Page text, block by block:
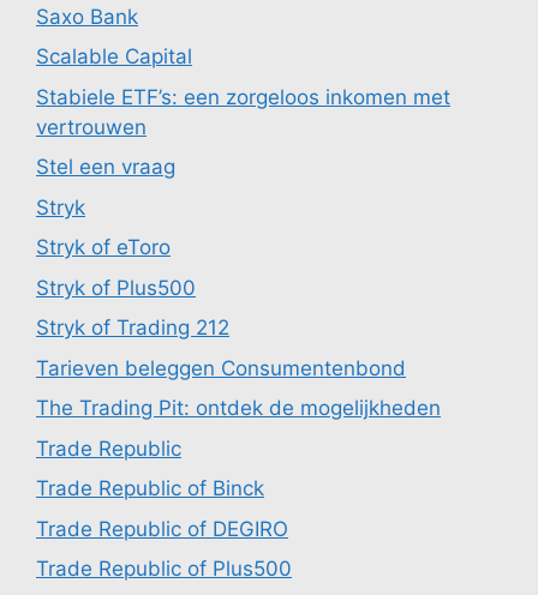
Saxo Bank
Scalable Capital
Stabiele ETF’s: een zorgeloos inkomen met
vertrouwen
Stel een vraag
Stryk
Stryk of eToro
Stryk of Plus500
Stryk of Trading 212
Tarieven beleggen Consumentenbond
The Trading Pit: ontdek de mogelijkheden
Trade Republic
Trade Republic of Binck
Trade Republic of DEGIRO
Trade Republic of Plus500